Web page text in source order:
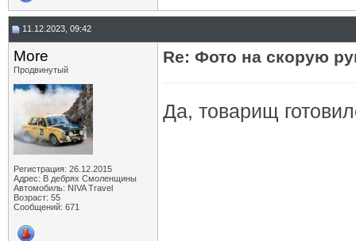
11.12.2023, 09:42
More
Продвинутый
Регистрация: 26.12.2015
Адрес: В дебрях Смоленщины
Автомобиль: NIVA Travel
Возраст: 55
Сообщений: 671
Re: Фото на скорую
Да, товарищ